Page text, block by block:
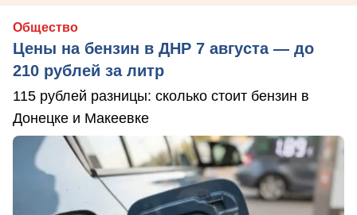
Общество
Цены на бензин в ДНР 7 августа — до
210 рублей за литр
115 рублей разницы: сколько стоит бензин в
Донецке и Макеевке